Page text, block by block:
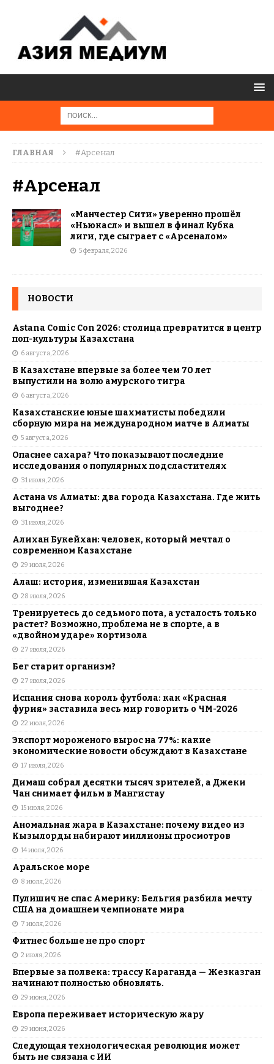
ГЛАВНАЯ #Арсенал
#Арсенал
«Манчестер Сити» уверенно прошёл
«Ньюкасл» и вышел в финал Кубка
лиги, где сыграет с «Арсеналом»
5 февраля, 2026
НОВОСТИ
Astana Comic Con 2026: столица превратится в центр
поп-культуры Казахстана
6 августа, 2026
В Казахстане впервые за более чем 70 лет
выпустили на волю амурского тигра
6 августа, 2026
Казахстанские юные шахматисты победили
сборную мира на международном матче в Алматы
5 августа, 2026
Опаснее сахара? Что показывают последние
исследования о популярных подсластителях
31 июля, 2026
Астана vs Алматы: два города Казахстана. Где жить
выгоднее?
31 июля, 2026
Алихан Букейхан: человек, который мечтал о
современном Казахстане
29 июля, 2026
Алаш: история, изменившая Казахстан
28 июля, 2026
Тренируетесь до седьмого пота, а усталость только
растет? Возможно, проблема не в спорте, а в
«двойном ударе» кортизола
27 июля, 2026
Бег старит организм?
27 июля, 2026
Испания снова король футбола: как «Красная
фурия» заставила весь мир говорить о ЧМ-2026
22 июля, 2026
Экспорт мороженого вырос на 77%: какие
экономические новости обсуждают в Казахстане
17 июля, 2026
Димаш собрал десятки тысяч зрителей, а Джеки
Чан снимает фильм в Мангистау
15 июля, 2026
Аномальная жара в Казахстане: почему видео из
Кызылорды набирают миллионы просмотров
14 июля, 2026
Аральское море
8 июля, 2026
Пулишич не спас Америку: Бельгия разбила мечту
США на домашнем чемпионате мира
7 июля, 2026
Фитнес больше не про спорт
2 июля, 2026
Впервые за полвека: трассу Караганда — Жезказган
начинают полностью обновлять.
29 июня, 2026
Европа переживает историческую жару
29 июня, 2026
Следующая технологическая революция может
быть не связана с ИИ